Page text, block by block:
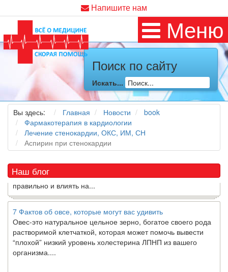
Напишите нам
Меню
Поиск по сайту
Искать...
Вы здесь: Главная Новости
book
Фармакотерапия в кардиологии
Лечение стенокардии, ОКС, ИМ, СН
Аспирин при стенокардии
Наш блог
Как я заболел во время локдауна?
Это странная ситуация: вы соблюдали все меры
предосторожности COVID-19 (вы почти все время дома),
но, тем не менее, вы каким-то образом простудились. Вы
можете задаться...
5 причин обратить внимание на средиземноморскую диету
Какдиетолог, я вижу, что многие причудливые диеты
из них это скорее наказание, чем способ питаться
правильно и влиять на...
7 Фактов об овсе, которые могут вас удивить
Овес-это натуральное цельное зерно, богатое своего рода
растворимой клетчаткой, которая может помочь вывести
“плохой” низкий уровень холестерина ЛПНП из вашего
организма....